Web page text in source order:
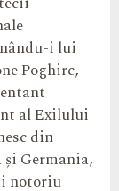
i lui
Poghirc,
al Exilului
din
și Germania,
notoriu